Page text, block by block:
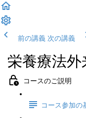
前の講義 次の講義
栄養療法
コースのご説明
コース参加の